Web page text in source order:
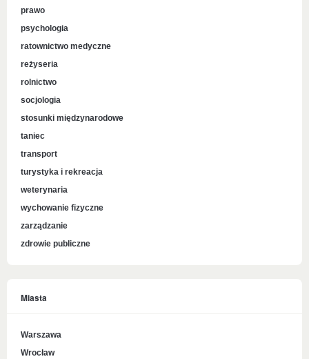
prawo
psychologia
ratownictwo medyczne
reżyseria
rolnictwo
socjologia
stosunki międzynarodowe
taniec
transport
turystyka i rekreacja
weterynaria
wychowanie fizyczne
zarządzanie
zdrowie publiczne
Miasta
Warszawa
Wrocław